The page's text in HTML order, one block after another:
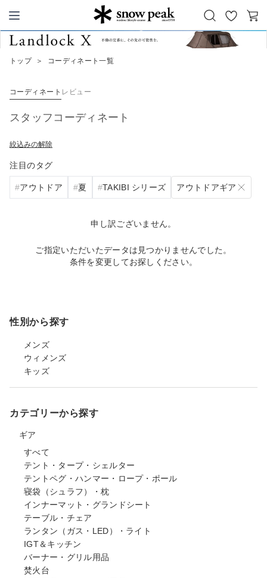
Snow Peak
お
気
カ
トップ ＞ コーディネート一覧
コーディネート レビュー
スタッフコーディネート
絞込みの解除
注目のタグ
アウトドア 夏 TAKIBI シリーズ アウトドアギア
申し訳ございません。
ご指定いただいたデータは見つかりませんでした。
条件を変更してお探しください。
性別から探す
メンズ
ウィメンズ
キッズ
カテゴリーから探す
ギア
すべて
テント・タープ・シェルター
テントペグ・ハンマー・ロープ・ポール
寝袋（シュラフ）・枕
インナーマット・グランドシート
テーブル・チェア
ランタン（ガス・LED）・ライト
IGT＆キッチン
バーナー・グリル用品
焚火台